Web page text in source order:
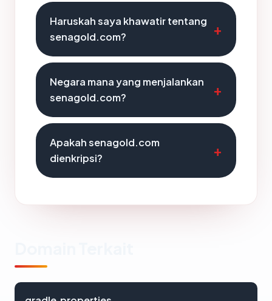
Haruskah saya khawatir tentang
senagold.com?
Negara mana yang menjalankan
senagold.com?
Apakah senagold.com
dienkripsi?